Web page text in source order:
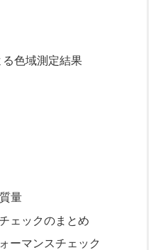
色域測定結果
量
ェックのまとめ
ーマンスチェック